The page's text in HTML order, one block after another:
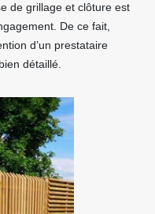
de grillage et clôture est
De ce fait,
d’un prestataire
détaillé.